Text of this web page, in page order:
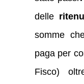
delle
somme
paga per
Fisco)